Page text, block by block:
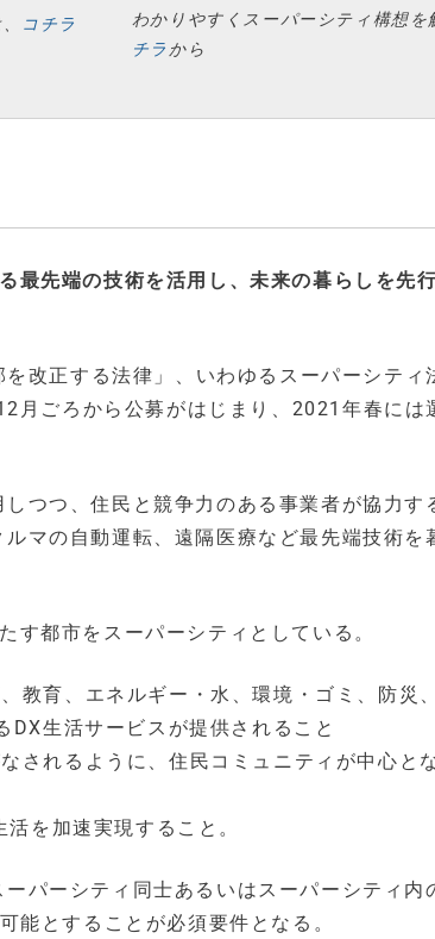
コチラ
わかりやすくスーパーシティ構想を
チラ から
最先端の技術を活用し、未来の暮らしを先
改正する法律」、いわゆるスーパーシティ
月ごろから公募がはじまり、2021年春には
つつ、住⺠と競争⼒のある事業者が協⼒す
マの自動運転、遠隔医療など最先端技術を
す都市をスーパーシティとしている。
教育、エネルギー・水、環境・ゴミ、防災
DX生活サービスが提供されること
されるように、住民コミュニティが中心と
を加速実現すること。
パーシティ同⼠あるいはスーパーシティ内
能とすることが必須要件となる。